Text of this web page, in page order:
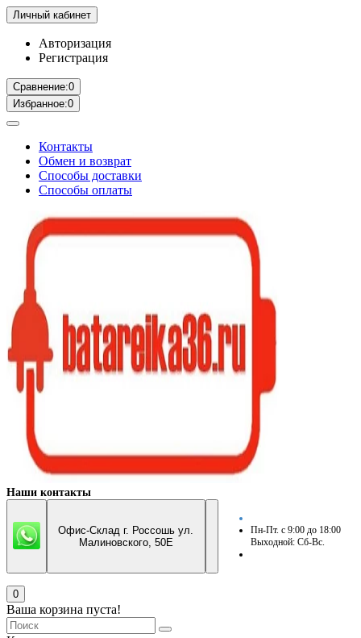
Личный кабинет
Авторизация
Регистрация
Сравнение:0
Избранное:0
Контакты
Обмен и возврат
Способы доставки
Способы оплаты
Наши контакты
Офис-Склад г. Россошь ул.
Малиновского, 50Е
Пн-Пт. с 9:00 до 18:00
Выходной: Сб-Вс.
0
Ваша корзина пуста!